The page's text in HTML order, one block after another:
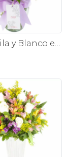
Ágata Lila y Blanco en florero - rosas y astromelias